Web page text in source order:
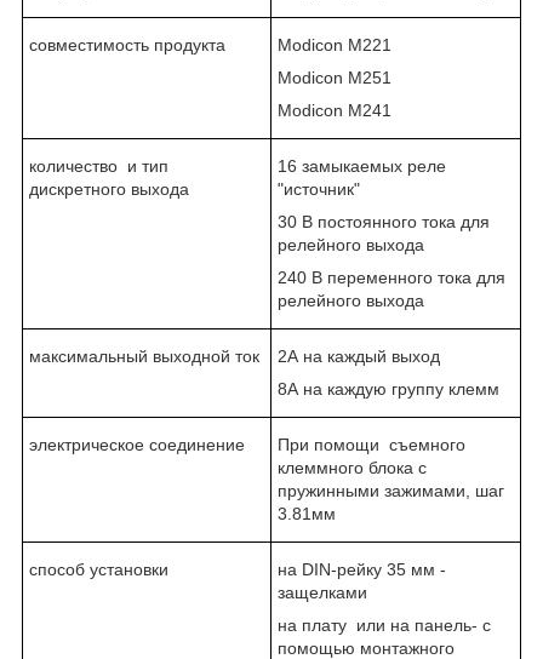
совместимость продукта
Modicon M221
Modicon M251
Modicon M241
количество и тип
дискретного выхода
16 замыкаемых реле
"источник"
30 В постоянного тока для
релейного выхода
240 В переменного тока для
релейного выхода
максимальный выходной ток
2А на каждый выход
8А на каждую группу клемм
электрическое соединение
При помощи съемного
клеммного блока с
пружинными зажимами, шаг
3.81мм
способ установки
на DIN-рейку 35 мм -
защелками
на плату или на панель- с
помощью монтажного